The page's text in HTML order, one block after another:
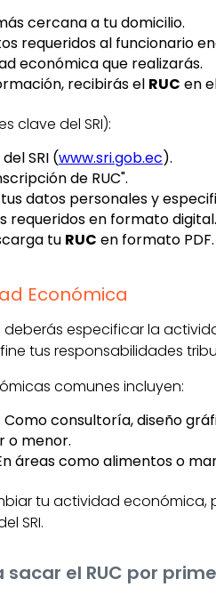
cercana a tu domicilio.
requeridos al funcionario
económica que realizarás.
recibirás el RUC en
clave del SRI):
SRI (www.sri.gob.ec).
de RUC".
datos personales y
requeridos en formato digital.
tu RUC en formato PDF.
Económica
deberás especificar la
tus responsabilidades
comunes incluyen:
Como consultoría, diseño
o menor.
áreas como alimentos o
tu actividad
SRI.
el RUC por